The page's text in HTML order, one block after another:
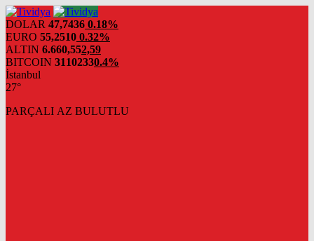
evden
eve
nakliyat
DOLAR 47,7436 0.18%
EURO 55,2510 0.32%
ALTIN 6.660,552,59
BITCOIN 31102330.4%
İstanbul
27°
PARÇALI AZ BULUTLU